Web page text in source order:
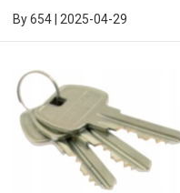
By654 2025-04-29